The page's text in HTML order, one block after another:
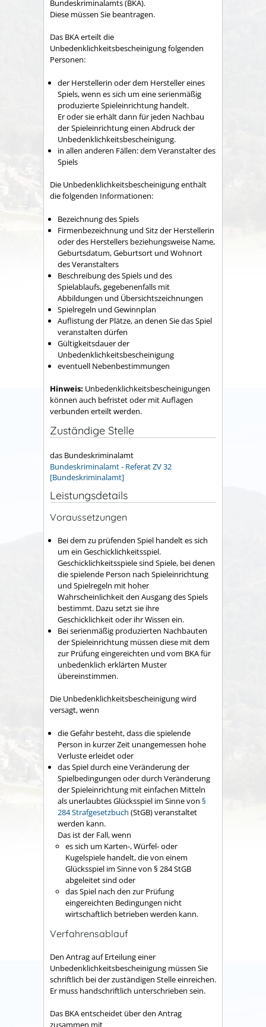
Bundeskriminalamts (BKA).
Diese müssen Sie beantragen.
Das BKA erteilt die
Unbedenklichkeitsbescheinigung folgenden
Personen:
der Herstellerin oder dem Hersteller eines
Spiels, wenn es sich um eine serienmäßig
produzierte Spieleinrichtung handelt.
Er oder sie erhält dann für jeden Nachbau
der Spieleinrichtung einen Abdruck der
Unbedenklichkeitsbescheinigung.
in allen anderen Fällen: dem Veranstalter des
Spiels
Die Unbedenklichkeitsbescheinigung enthält
die folgenden Informationen:
Bezeichnung des Spiels
Firmenbezeichnung und Sitz der Herstellerin
oder des Herstellers beziehungsweise Name,
Geburtsdatum, Geburtsort und Wohnort
des Veranstalters
Beschreibung des Spiels und des
Spielablaufs, gegebenenfalls mit
Abbildungen und Übersichtszeichnungen
Spielregeln und Gewinnplan
Auflistung der Plätze, an denen Sie das Spiel
veranstalten dürfen
Gültigkeitsdauer der
Unbedenklichkeitsbescheinigung
eventuell Nebenbestimmungen
Hinweis: Unbedenklichkeitsbescheinigungen
können auch befristet oder mit Auflagen
verbunden erteilt werden.
Zuständige Stelle
das Bundeskriminalamt
Bundeskriminalamt - Referat ZV 32
[Bundeskriminalamt]
Leistungsdetails
Voraussetzungen
Bei dem zu prüfenden Spiel handelt es sich
um ein Geschicklichkeitsspiel.
Geschicklichkeitsspiele sind Spiele, bei denen
die spielende Person nach Spieleinrichtung
und Spielregeln mit hoher
Wahrscheinlichkeit den Ausgang des Spiels
bestimmt. Dazu setzt sie ihre
Geschicklichkeit oder ihr Wissen ein.
Bei serienmäßig produzierten Nachbauten
der Spieleinrichtung müssen diese mit dem
zur Prüfung eingereichten und vom BKA für
unbedenklich erklärten Muster
übereinstimmen.
Die Unbedenklichkeitsbescheinigung wird
versagt, wenn
die Gefahr besteht, dass die spielende
Person in kurzer Zeit unangemessen hohe
Verluste erleidet oder
das Spiel durch eine Veränderung der
Spielbedingungen oder durch Veränderung
der Spieleinrichtung mit einfachen Mitteln
als unerlaubtes Glücksspiel im Sinne von §
284 Strafgesetzbuch (StGB) veranstaltet
werden kann.
Das ist der Fall, wenn
es sich um Karten-, Würfel- oder
Kugelspiele handelt, die von einem
Glücksspiel im Sinne von § 284 StGB
abgeleitet sind oder
das Spiel nach den zur Prüfung
eingereichten Bedingungen nicht
wirtschaftlich betrieben werden kann.
Verfahrensablauf
Den Antrag auf Erteilung einer
Unbedenklichkeitsbescheinigung müssen Sie
schriftlich bei der zuständigen Stelle einreichen.
Er muss handschriftlich unterschrieben sein.
Das BKA entscheidet über den Antrag
zusammen mit